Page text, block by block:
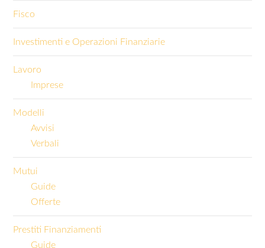
Fisco
Investimenti e Operazioni Finanziarie
Lavoro
Imprese
Modelli
Avvisi
Verbali
Mutui
Guide
Offerte
Prestiti Finanziamenti
Guide